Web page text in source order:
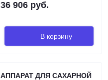
36 906 руб.
В корзину
АППАРАТ ДЛЯ САХАРНОЙ